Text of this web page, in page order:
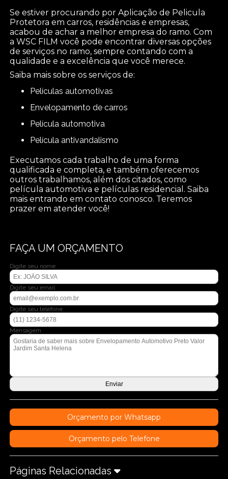
Se estiver procurando por Aplicação de Pelicula
Protetora em carros, residências e empresas,
acabou de achar a melhor empresa do ramo. Com
a WSC FILM você pode encontrar diversas opções
de serviços no ramo, sempre contando com a
qualidade e a excelência que você merece.
Saiba mais sobre os serviços de:
películas automotivas
envelopamento de carros
película automotiva
película antivandalismo
Executamos cada trabalho de uma forma
qualificada e completa, e também oferecemos
outros trabalhamos, além dos citados, como
película automotiva e películas residencial. Saiba
mais entrando em contato conosco. Teremos
prazer em atender você!
FAÇA UM ORÇAMENTO
Digite seu nome
Digite seu email
Digite seu telefone
Mensagem
Orçamento por Whatsapp
Orçamento pelo Telefone
Páginas Relacionadas